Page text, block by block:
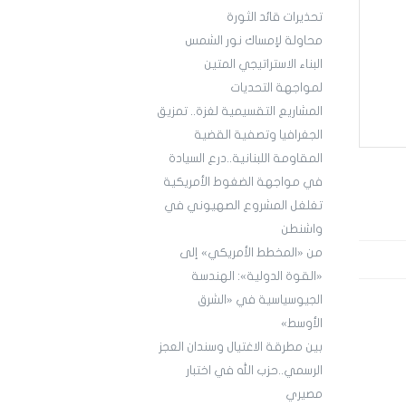
تحذيرات قائد الثورة
محاولة لإمساك نور الشمس
البناء الاستراتيجي المتين
لمواجهة التحديات
المشاريع التقسيمية لغزة.. تمزيق
الجغرافيا وتصفية القضية
المقاومة اللبنانية..درع السيادة
في مواجهة الضغوط الأمريكية
تغلغل المشروع الصهيوني في
واشنطن
من «المخطط الأمريكي» إلى
«القوة الدولية»: الهندسة
الجيوسياسية في «الشرق
الأوسط»
بين مطرقة الاغتيال وسندان العجز
الرسمي..حزب الله في اختبار
مصيري